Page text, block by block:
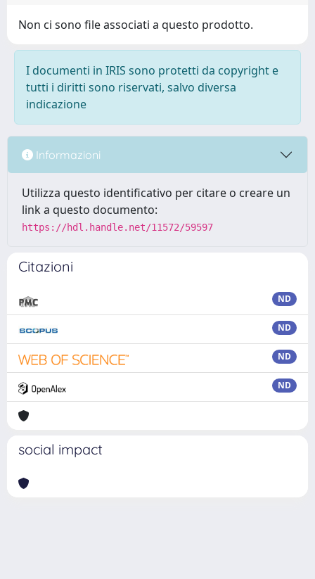
Non ci sono file associati a questo prodotto.
I documenti in IRIS sono protetti da copyright e
tutti i diritti sono riservati, salvo diversa
indicazione
Informazioni
Utilizza questo identificativo per citare o creare un
link a questo documento:
https://hdl.handle.net/11572/59597
Citazioni
ND
ND
ND
ND
social impact